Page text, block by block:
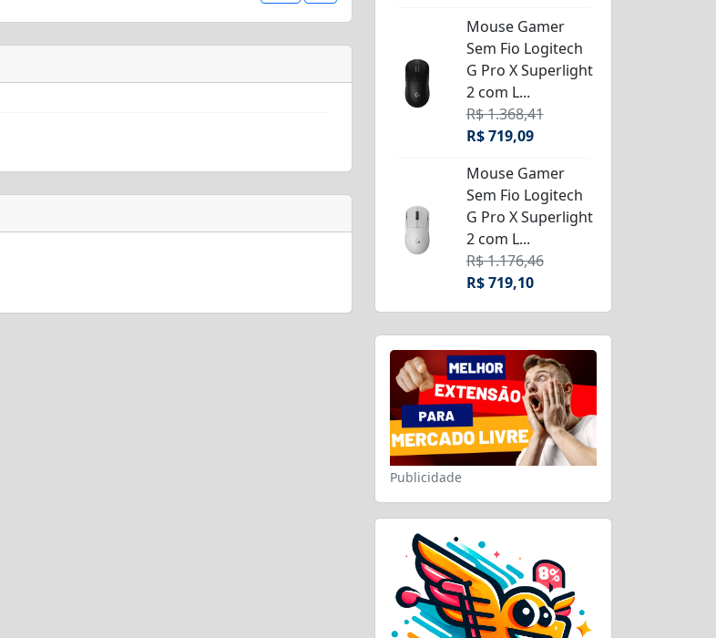
Mouse Gamer
Sem Fio Logitech
G Pro X Superlight
2 com L...
R$ 1.368,41
R$ 719,09
Mouse Gamer
Sem Fio Logitech
G Pro X Superlight
2 com L...
R$ 1.176,46
R$ 719,10
Publicidade